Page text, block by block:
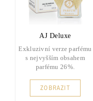
AJ Deluxe
Exkluzivní verze parfému
s nejvyšším obsahem
parfému 26%.
ZOBRAZIT